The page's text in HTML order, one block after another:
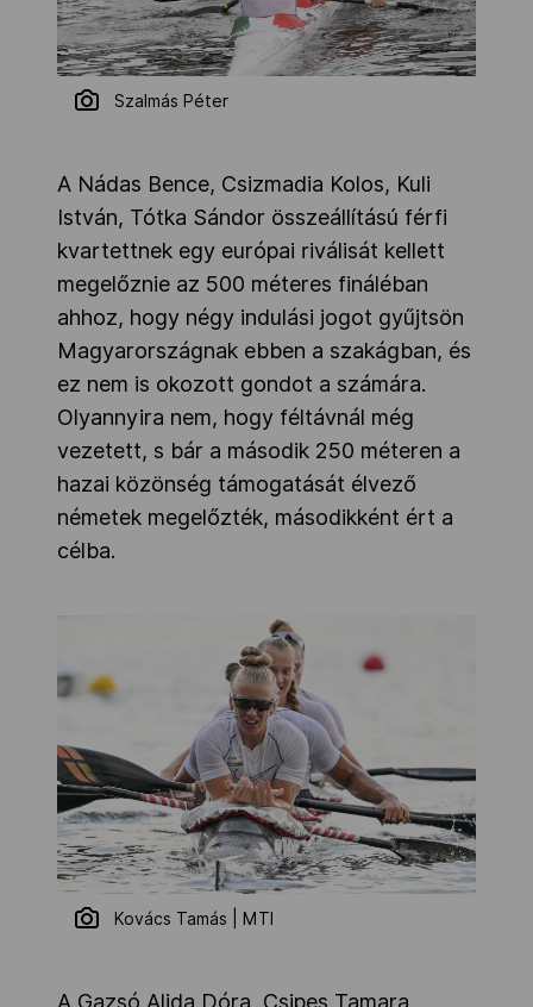
Szalmás Péter
A Nádas Bence, Csizmadia Kolos, Kuli
István, Tótka Sándor összeállítású férfi
kvartettnek egy európai riválisát kellett
megelőznie az 500 méteres fináléban
ahhoz, hogy négy indulási jogot gyűjtsön
Magyarországnak ebben a szakágban, és
ez nem is okozott gondot a számára.
Olyannyira nem, hogy féltávnál még
vezetett, s bár a második 250 méteren a
hazai közönség támogatását élvező
németek megelőzték, másodikként ért a
célba.
Kovács Tamás | MTI